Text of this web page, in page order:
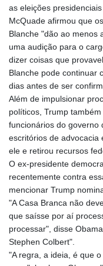
as eleições presidenciais
McQuade afirmou que
Blanche "dão ao menos
uma audição para o
dizer coisas que
Blanche pode continuar
dias antes de ser
Além de impulsionar
políticos, Trump
funcionários do governo
escritórios de advocacia
ele e retirou recursos
O ex-presidente
recentemente contra
mencionar Trump
"A Casa Branca não
que saísse por aí
processar", disse
Stephen Colbert".
"A regra, a ideia, é que